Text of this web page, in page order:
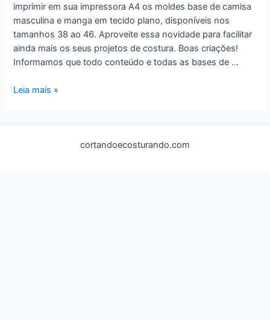
imprimir em sua impressora A4 os moldes base de camisa
masculina e manga em tecido plano, disponíveis nos
tamanhos 38 ao 46. Aproveite essa novidade para facilitar
ainda mais os seus projetos de costura. Boas criações!
Informamos que todo conteúdo e todas as bases de …
Base
Leia mais »
cortandoecosturando.com